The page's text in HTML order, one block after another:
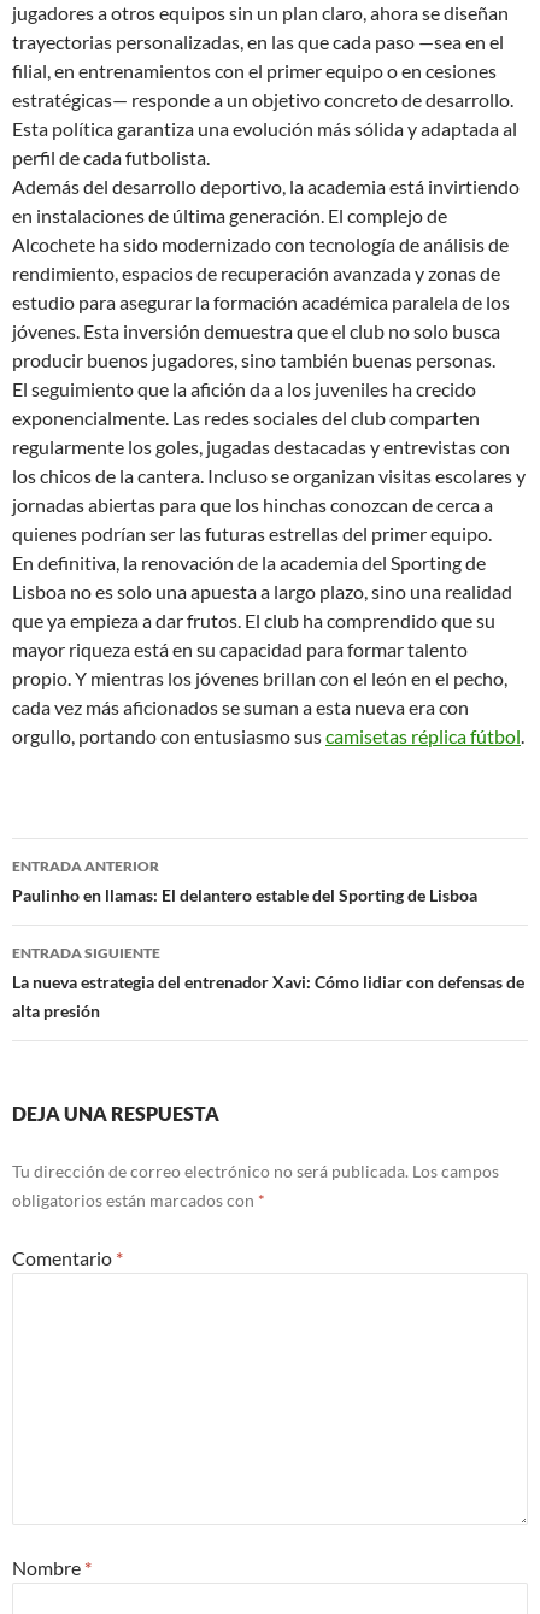
jugadores a otros equipos sin un plan claro, ahora se diseñan
trayectorias personalizadas, en las que cada paso —sea en el
filial, en entrenamientos con el primer equipo o en cesiones
estratégicas— responde a un objetivo concreto de desarrollo.
Esta política garantiza una evolución más sólida y adaptada al
perfil de cada futbolista.
Además del desarrollo deportivo, la academia está invirtiendo
en instalaciones de última generación. El complejo de
Alcochete ha sido modernizado con tecnología de análisis de
rendimiento, espacios de recuperación avanzada y zonas de
estudio para asegurar la formación académica paralela de los
jóvenes. Esta inversión demuestra que el club no solo busca
producir buenos jugadores, sino también buenas personas.
El seguimiento que la afición da a los juveniles ha crecido
exponencialmente. Las redes sociales del club comparten
regularmente los goles, jugadas destacadas y entrevistas con
los chicos de la cantera. Incluso se organizan visitas escolares y
jornadas abiertas para que los hinchas conozcan de cerca a
quienes podrían ser las futuras estrellas del primer equipo.
En definitiva, la renovación de la academia del Sporting de
Lisboa no es solo una apuesta a largo plazo, sino una realidad
que ya empieza a dar frutos. El club ha comprendido que su
mayor riqueza está en su capacidad para formar talento
propio. Y mientras los jóvenes brillan con el león en el pecho,
cada vez más aficionados se suman a esta nueva era con
orgullo, portando con entusiasmo suscamisetas réplica fútbol.
Navegación
de
entradas
ENTRADA ANTERIOR
Paulinho en llamas: El delantero estable del Sporting de Lisboa
ENTRADA SIGUIENTE
La nueva estrategia del entrenador Xavi: Cómo lidiar con defensas de
alta presión
DEJA UNA RESPUESTA
Tu dirección de correo electrónico no será publicada. Los campos
obligatorios están marcados con *
Comentario *
Nombre *